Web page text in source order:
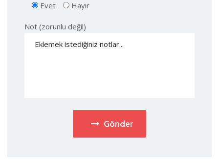
Evet
Hayır
Not (zorunlu değil)
Gönder